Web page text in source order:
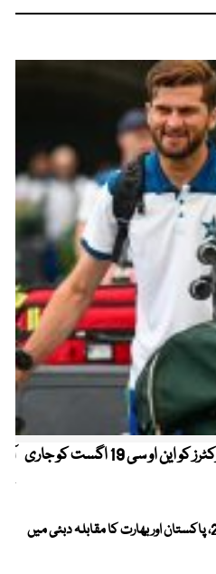
کیریبین پریمیئر لیگ ، قومی کرکٹرز کو این او سی 19 اگست کو جاری
ویمنز ایشیا کپ 2026، پاکستان اور بھارت کا مقابلہ دبئی میں